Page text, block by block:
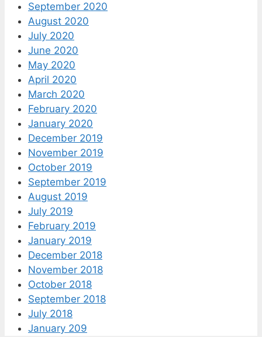
September 2020
August 2020
July 2020
June 2020
May 2020
April 2020
March 2020
February 2020
January 2020
December 2019
November 2019
October 2019
September 2019
August 2019
July 2019
February 2019
January 2019
December 2018
November 2018
October 2018
September 2018
July 2018
January 209